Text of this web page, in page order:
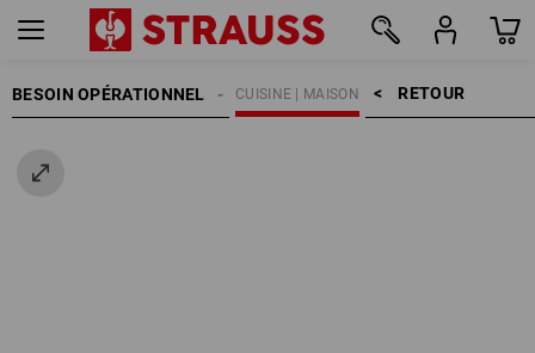
BESOIN OPÉRATIONNEL RETOUR    >
CUISINE | MAISON